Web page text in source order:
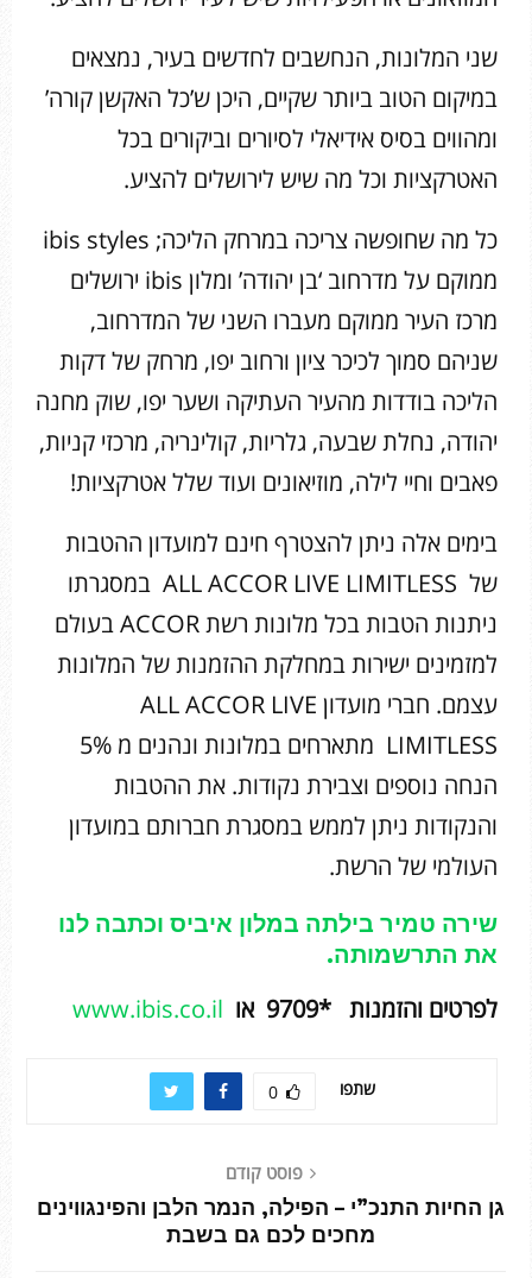
שני המלונות, הנחשבים לחדשים בעיר, נמצאים
במיקום הטוב ביותר שקיים, היכן ש’כל האקשן קורה’
ומהווים בסיס אידיאלי לסיורים וביקורים בכל
האטרקציות וכל מה שיש לירושלים להציע.
כל מה שחופשה צריכה במרחק הליכה; ibis styles
ממוקם על מדרחוב ‘בן יהודה’ ומלון ibis ירושלים
מרכז העיר ממוקם מעברו השני של המדרחוב,
שניהם סמוך לכיכר ציון ורחוב יפו, מרחק של דקות
הליכה בודדות מהעיר העתיקה ושער יפו, שוק מחנה
יהודה, נחלת שבעה, גלריות, קולינריה, מרכזי קניות,
פאבים וחיי לילה, מוזיאונים ועוד שלל אטרקציות!
בימים אלה ניתן להצטרף חינם למועדון ההטבות
של ALL ACCOR LIVE LIMITLESS במסגרתו
ניתנות הטבות בכל מלונות רשת ACCOR בעולם
למזמינים ישירות במחלקת ההזמנות של המלונות
עצמם. חברי מועדון ALL ACCOR LIVE
LIMITLESS מתארחים במלונות ונהנים מ 5%
הנחה נוספים וצבירת נקודות. את ההטבות
והנקודות ניתן לממש במסגרת חברותם במועדון
העולמי של הרשת.
שירה טמיר בילתה במלון איביס וכתבה לנו
את התרשמותה.
לפרטים והזמנות *9709 או www.ibis.co.il
שתפו 0
פוסט קודם
גן החיות התנכ”י – הפילה, הנמר הלבן והפינגווינים
מחכים לכם גם בשבת